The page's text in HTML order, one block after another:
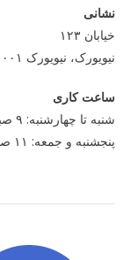
نشانی
خیابان ۱۲۳
نیویورک، نیویورک ۱۰۰۰۱
ساعت کاری
شنبه تا چهارشنبه: ۹ صبح تا ۵ بعد از ظهر
پنجشنبه و جمعه: ۱۱ صبح تا ۳ بعد از ظهر